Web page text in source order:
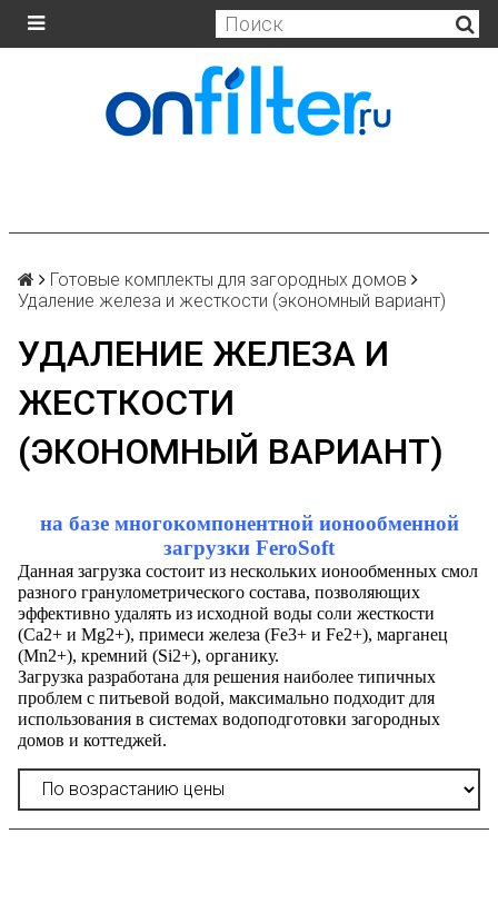
Готовые комплекты для загородных домов
Удаление железа и жесткости (экономный вариант)
УДАЛЕНИЕ ЖЕЛЕЗА И
ЖЕСТКОСТИ
(ЭКОНОМНЫЙ ВАРИАНТ)
на базе многокомпонентной ионообменной
загрузки FeroSoft
Данная загрузка состоит из нескольких ионообменных смол
разного гранулометрического состава, позволяющих
эффективно удалять из исходной воды соли жесткости
(Ca2+ и Mg2+), примеси железа (Fe3+ и Fe2+), марганец
(Mn2+), кремний (Si2+), органику.
Загрузка разработана для решения наиболее типичных
проблем с питьевой водой, максимально подходит для
использования в системах водоподготовки загородных
домов и коттеджей.